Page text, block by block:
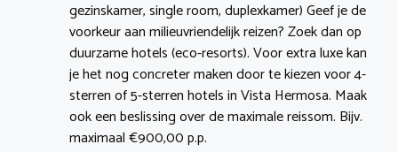
gezinskamer, single room, duplexkamer) Geef je de
voorkeur aan milieuvriendelijk reizen? Zoek dan op
duurzame hotels (eco-resorts). Voor extra luxe kan
je het nog concreter maken door te kiezen voor 4-
sterren of 5-sterren hotels in Vista Hermosa. Maak
ook een beslissing over de maximale reissom. Bijv.
maximaal €900,00 p.p.